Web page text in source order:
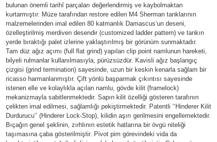
bulunan önemli tarihî parçaları değerlendirmiş ve kaybolmaktan
kurtarmıştır. Müze tarafından restore edilen M4 Sherman tanklarının
malzemelerinden imal edilen 80 katmanlık Damascus’un deseni,
özelleştirilmiş merdiven desendir (customized ladder pattern) ve tankın
yerde bıraktığı palet izlerine yaklaştırılmış bir görünüm sunmaktadır.
Tam düz ağız açımı (full flat grind) yapılan clip point namlunun hareketi,
bilyeli rulmanlar kullanılmasıyla, pürüzsüzdür. Kavisli ağız başlangıç
çizgisi (grind termination) sayesinde, uzun bir keskin kenarla sağlam bir
ricasso harmanlanmıştır. Çift yönlü başparmak çıkıntısı sayesinde
istenen elle ve kolaylıkla açılan namlu, gövde kilit (framelock)
mekanizmayla sabitlenmektedir. Sapın kilit özelliği gösteren tarafının
çelikten imal edilmesi, sağlamlığı pekiştirmektedir. Patentli ‘‘Hinderer Kilit
Durdurucu’’ (Hinderer Lock-Stop), kilidin aşırı gerilmesini engellemektedir.
Bıçağın genel şeklinin, zırhlının estetik hatlarına bir övgü niteliği
taşımasına çaba gösterilmiştir. Pivot pim görevindeki vida da